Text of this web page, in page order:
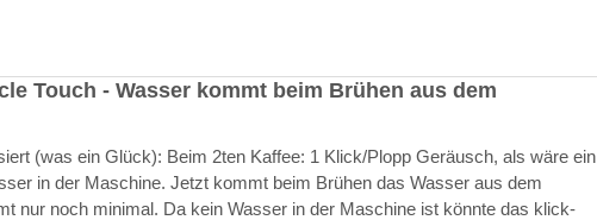
Touch - Wasser kommt beim Brühen aus dem
(was ein Glück): Beim 2ten Kaffee: 1 Klick/Plopp Geräusch, als wäre ein
in der Maschine. Jetzt kommt beim Brühen das Wasser aus dem
nur noch minimal. Da kein Wasser in der Maschine ist könnte das klick-